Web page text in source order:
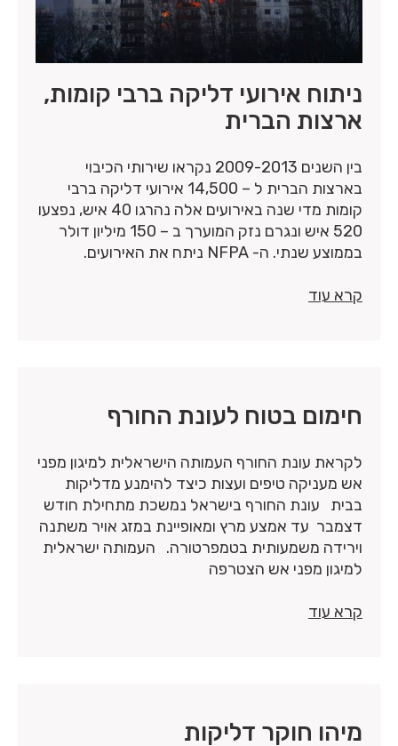
ניתוח אירועי דליקה ברבי קומות,
ארצות הברית
בין השנים 2009-2013 נקראו שירותי הכיבוי
בארצות הברית ל – 14,500 אירועי דליקה ברבי
קומות מדי שנה באירועים אלה נהרגו 40 איש, נפצעו
520 איש ונגרם נזק המוערך ב – 150 מיליון דולר
בממוצע שנתי. ה- NFPA ניתח את האירועים.
קרא עוד
חימום בטוח לעונת החורף
לקראת עונת החורף העמותה הישראלית למיגון מפני
אש מעניקה טיפים ועצות כיצד להימנע מדליקות
בבית עונת החורף בישראל נמשכת מתחילת חודש
דצמבר עד אמצע מרץ ומאופיינת במזג אויר משתנה
וירידה משמעותית בטמפרטורה. העמותה ישראלית
למיגון מפני אש הצטרפה
קרא עוד
מיהו חוקר דליקות